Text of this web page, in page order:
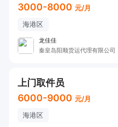
3000-8000 元/月
海港区
龙佳佳
秦皇岛阳顺货运代理有限公司
上门取件员
6000-9000 元/月
海港区